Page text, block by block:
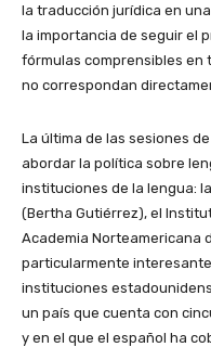
la traducción jurídica en
la importancia de seguir el
fórmulas comprensibles en
no correspondan
La última de las sesiones
abordar la política sobre
instituciones de la lengua:
(Bertha Gutiérrez), el
Academia Norteamericana
particularmente
instituciones
un país que cuenta con
y en el que el español ha